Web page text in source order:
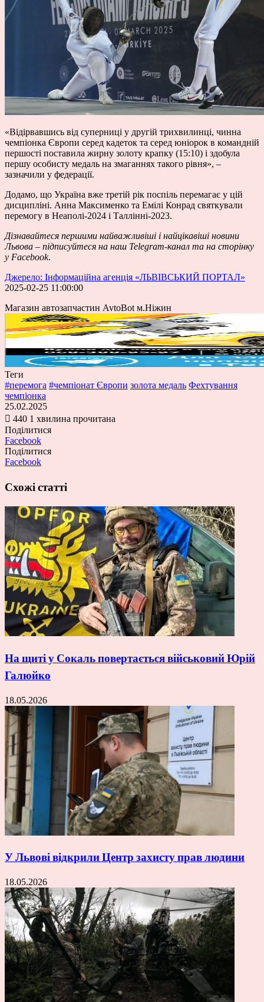
«Відірвавшись від суперниці у другій трихвилинці, чинна
чемпіонка Європи серед кадеток та серед юніорок в командній
першості поставила жирну золоту крапку (15:10) і здобула
першу особисту медаль на змаганнях такого рівня», –
зазначили у федерації.
Додамо, що Україна вже третій рік поспіль перемагає у цій
дисципліні. Анна Максименко та Емілі Конрад святкували
перемогу в Неаполі-2024 і Таллінні-2023.
Дізнавайтеся першими найважливіші і найцікавіші новини
Львова – підписуйтеся на наш Telegram-канал та на сторінку
у Facebook.
Джерело: Інформаційна агенція «ЛЬВІВСЬКИЙ ПОРТАЛ»
2025-02-25 11:00:00
Магазин автозапчастин AvtoBot м.Ніжин
Теги
#перемога #чемпіонат Європи золота медаль Фехтування
чемпіонка
25.02.2025
440 1 хвилина прочитана
Поділитися
Facebook
Поділитися
Facebook
Схожі статті
На щиті у Сокаль повертається військовий Юрій
Галюйко
18.05.2026
У Львові відкрили Центр захисту прав людини
18.05.2026